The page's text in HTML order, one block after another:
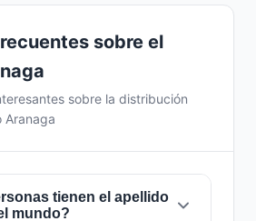
sobre el
sobre la distribución
Aranaga
tienen el apellido
mundo?